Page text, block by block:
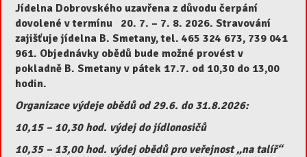
Jídelna Dobrovského uzavřena z důvodu čerpání
dovolené v termínu 20. 7. – 7. 8. 2026. Stravování
zajišťuje jídelna B. Smetany, tel. 465 324 673, 739 041
961. Objednávky obědů bude možné provést v
pokladně B. Smetany v pátek 17.7. od 10,30 do 13,00
hodin.
Organizace výdeje obědů od 29.6. do 31.8.2026:
10,15 – 10,30 hod. výdej do jídlonosičů
10,35 – 13,00 hod. výdej obědů pro veřejnost „na talíř“
Kontakty